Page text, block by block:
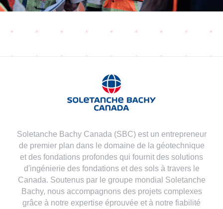
Soletanche Bachy Canada (SBC) est un entrepreneur
de premier plan dans le domaine de la géotechnique
et des fondations profondes qui fournit des solutions
d'ingénierie des fondations et des sols à travers le
Canada. Soutenus par le groupe mondial Soletanche
Bachy, nous accompagnons des projets complexes
grâce à notre expertise éprouvée et à notre fiabilité